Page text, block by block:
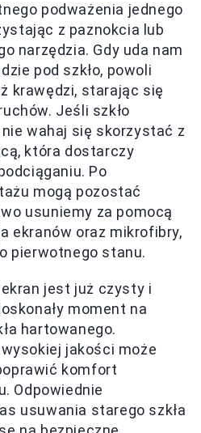
podważenia jednego
z paznokcia lub
narzędzia. Gdy uda nam
pod szkło, powoli
krawędzi, starając się
Jeśli szkło
wahaj się skorzystać z
która dostarczy
Po
mogą pozostać
usuniemy za pomocą
ekranów oraz mikrofibry,
pierwotnego stanu.
jest już czysty i
moment na
hartowanego.
jakości może
komfort
Odpowiednie
usuwania starego szkła